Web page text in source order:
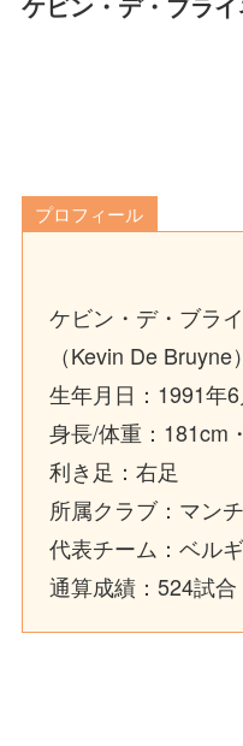
プロフィール
ケビン・デ・ブラ
（Kevin De Bruyne）
生年月日：1991年
身長/体重：181cm
利き足：右足
所属クラブ：マン
代表チーム：ベル
通算成績：524試